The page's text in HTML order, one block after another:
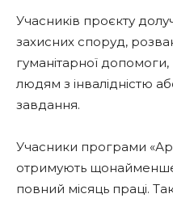
Учасників проєкту
захисних споруд,
гуманітарної
людям з інвалідністю
завдання.
Учасники програми
отримують
повний місяць праці.